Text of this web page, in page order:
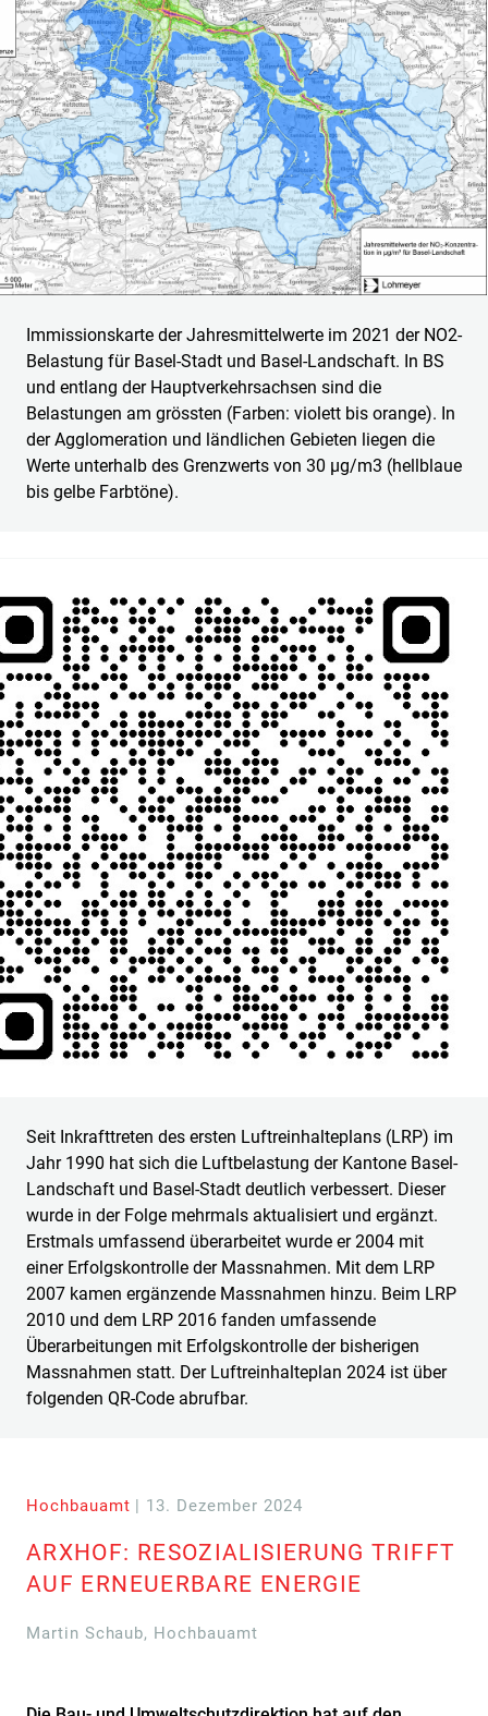
Immissionskarte der Jahresmittelwerte im 2021 der NO2-
Belastung für Basel-Stadt und Basel-Landschaft. In BS
und entlang der Hauptverkehrsachsen sind die
Belastungen am grössten (Farben: violett bis orange). In
der Agglomeration und ländlichen Gebieten liegen die
Werte unterhalb des Grenzwerts von 30 µg/m3 (hellblaue
bis gelbe Farbtöne).
Seit Inkrafttreten des ersten Luftreinhalteplans (LRP) im
Jahr 1990 hat sich die Luftbelastung der Kantone Basel-
Landschaft und Basel-Stadt deutlich verbessert. Dieser
wurde in der Folge mehrmals aktualisiert und ergänzt.
Erstmals umfassend überarbeitet wurde er 2004 mit
einer Erfolgskontrolle der Massnahmen. Mit dem LRP
2007 kamen ergänzende Massnahmen hinzu. Beim LRP
2010 und dem LRP 2016 fanden umfassende
Überarbeitungen mit Erfolgskontrolle der bisherigen
Massnahmen statt. Der Luftreinhalteplan 2024 ist über
folgenden QR-Code abrufbar.
Hochbauamt | 13. Dezember 2024
ARXHOF: RESOZIALISIERUNG TRIFFT
AUF ERNEUERBARE ENERGIE
Martin Schaub, Hochbauamt